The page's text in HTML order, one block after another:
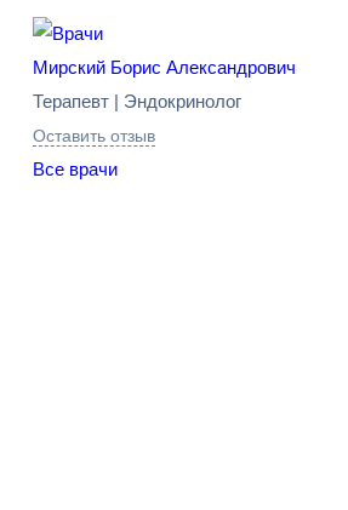
Мирский Борис Александрович
Терапевт | Эндокринолог
Оставить отзыв
Все врачи